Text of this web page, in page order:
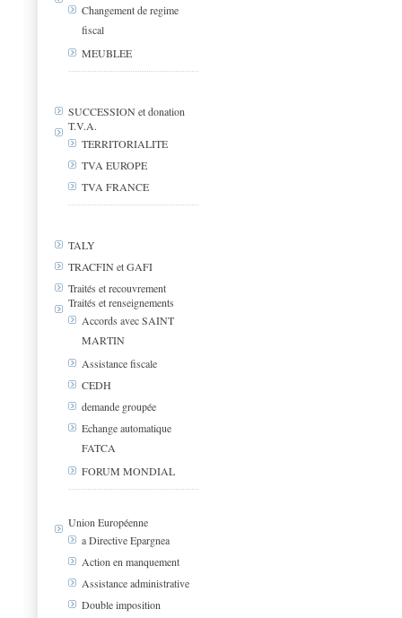
Changement de regime
fiscal
MEUBLEE
SUCCESSION et donation
T.V.A.
TERRITORIALITE
TVA EUROPE
TVA FRANCE
TALY
TRACFIN et GAFI
Traités et recouvrement
Traités et renseignements
Accords avec SAINT
MARTIN
Assistance fiscale
CEDH
demande groupée
Echange automatique
FATCA
FORUM MONDIAL
Union Européenne
a Directive Epargnea
Action en manquement
Assistance administrative
Double imposition